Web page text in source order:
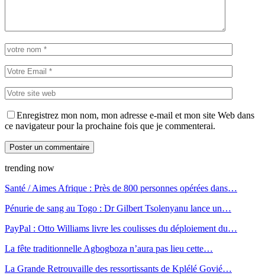
Enregistrez mon nom, mon adresse e-mail et mon site Web dans
ce navigateur pour la prochaine fois que je commenterai.
trending now
Santé / Aimes Afrique : Près de 800 personnes opérées dans…
Pénurie de sang au Togo : Dr Gilbert Tsolenyanu lance un…
PayPal : Otto Williams livre les coulisses du déploiement du…
La fête traditionnelle Agbogboza n’aura pas lieu cette…
La Grande Retrouvaille des ressortissants de Kplélé Govié…